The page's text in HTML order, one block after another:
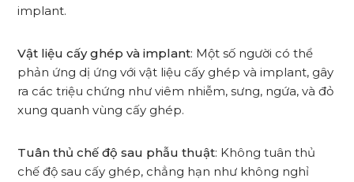
implant.
Vật liệu cấy ghép và implant: Một số người có thể
phản ứng dị ứng với vật liệu cấy ghép và implant, gây
ra các triệu chứng như viêm nhiễm, sưng, ngứa, và đỏ
xung quanh vùng cấy ghép.
Tuân thủ chế độ sau phẫu thuật: Không tuân thủ
chế độ sau cấy ghép, chẳng hạn như không nghỉ